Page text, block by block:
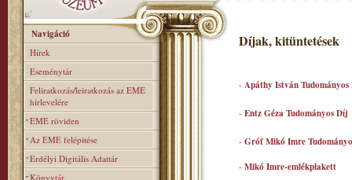
Navigáció
Hírek
Eseménytár
Feliratkozás/leiratkozás az EME
hírlevelére
EME röviden
Az EME felépitése
Erdélyi Digitális Adattár
Könyvtár
Díjak, kitüntetések
- Apáthy István
- Entz Géza Tudományos Díj
- Gróf Mikó Imre
- Mikó Imre-emlékplakett